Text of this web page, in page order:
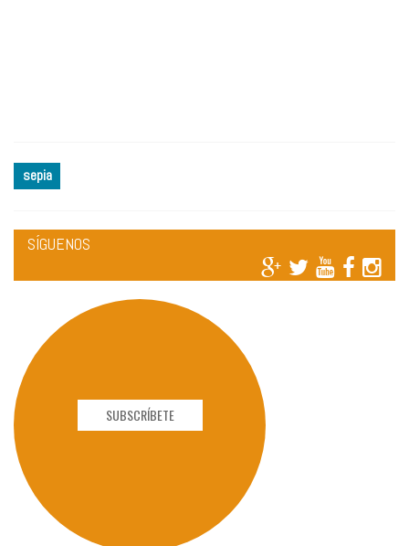
sepia
SÍGUENOS
SUBSCRÍBETE